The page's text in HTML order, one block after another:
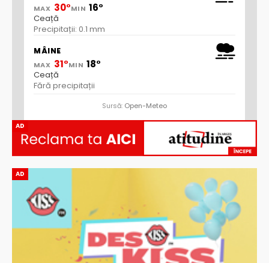
AD
AD
MAX 30°MIN 16°
Ceață
Precipitații: 0.1 mm
MÂINE
MAX 31°MIN 18°
Ceață
Fără precipitații
Sursă: Open-Meteo